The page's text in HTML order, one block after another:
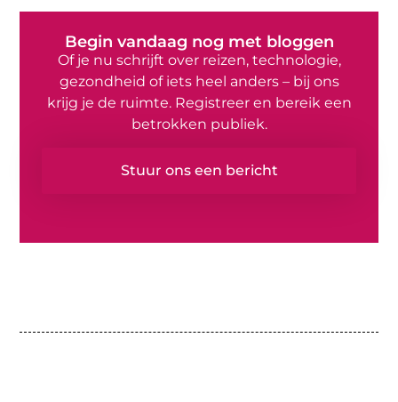
Begin vandaag nog met bloggen
Of je nu schrijft over reizen, technologie,
gezondheid of iets heel anders – bij ons
krijg je de ruimte. Registreer en bereik een
betrokken publiek.
Stuur ons een bericht